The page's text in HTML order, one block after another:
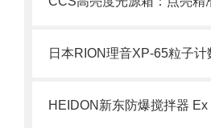
日本RION理音XP-65粒子计
HEIDON新东防爆搅拌器 Ex